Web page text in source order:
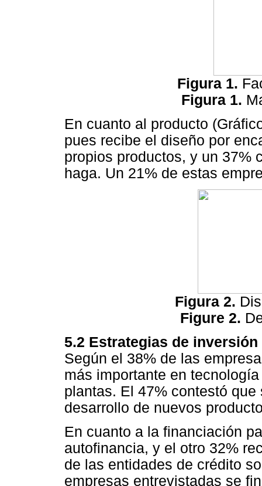
Figura 1.
Figura 1.
En cuanto al producto
pues recibe el diseño por
propios productos, y un 37%
haga. Un 21% de estas
Figura 2.
Figure 2.
5.2 Estrategias de inversión
Según el 38% de las
más importante en
plantas. El 47% contestó
desarrollo de nuevos
En cuanto a la financiación
autofinancia, y el otro 32%
de las entidades de crédito
empresas entrevistadas se